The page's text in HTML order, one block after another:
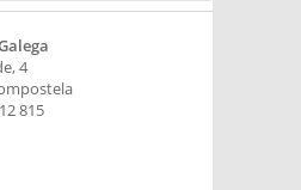
4
815
e-mail)